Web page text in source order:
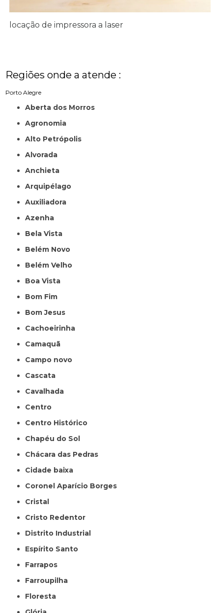
locação de impressora a laser
Regiões onde a atende :
Porto Alegre
Aberta dos Morros
Agronomia
Alto Petrópolis
Alvorada
Anchieta
Arquipélago
Auxiliadora
Azenha
Bela Vista
Belém Novo
Belém Velho
Boa Vista
Bom Fim
Bom Jesus
Cachoeirinha
Camaquã
Campo novo
Cascata
Cavalhada
Centro
Centro Histórico
Chapéu do Sol
Chácara das Pedras
Cidade baixa
Coronel Aparício Borges
Cristal
Cristo Redentor
Distrito Industrial
Espírito Santo
Farrapos
Farroupilha
Floresta